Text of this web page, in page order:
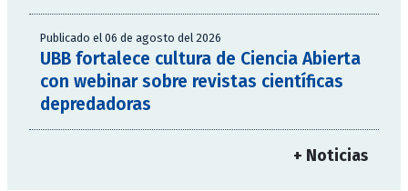
Publicado el 06 de agosto del 2026
UBB fortalece cultura de Ciencia Abierta
con webinar sobre revistas científicas
depredadoras
+ Noticias